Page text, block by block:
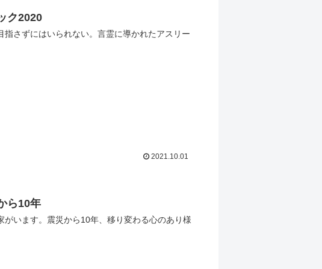
ク2020
さずにはいられない。言霊に導かれたアスリー
2021.10.01
ら10年
います。震災から10年、移り変わる心のあり様